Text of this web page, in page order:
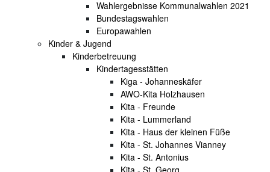
Wahlergebnisse Kommunalwahlen 2021
Bundestagswahlen
Europawahlen
Kinder & Jugend
Kinderbetreuung
Kindertagesstätten
Kiga - Johanneskäfer
AWO-Kita Holzhausen
Kita - Freunde
Kita - Lummerland
Kita - Haus der kleinen Füße
Kita - St. Johannes Vianney
Kita - St. Antonius
Kita - St. Georg